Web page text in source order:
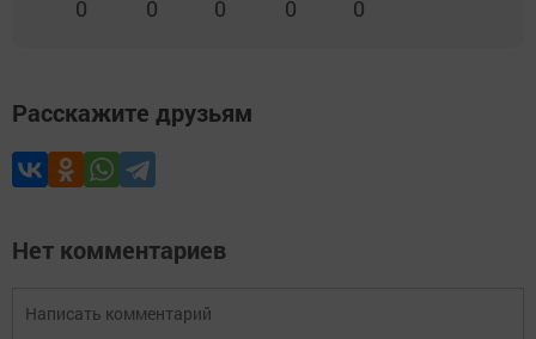
0 0 0 0 0
Расскажите друзьям
Нет комментариев